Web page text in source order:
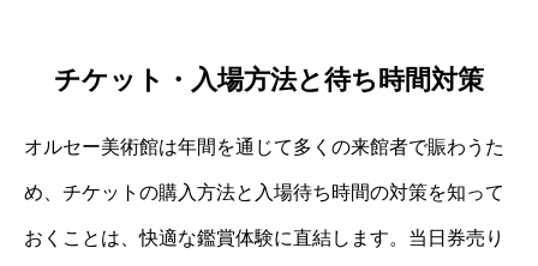
チケット・入場方法と待ち時間対策
オルセー美術館は年間を通じて多くの来館者で賑わうた
め、チケットの購入方法と入場待ち時間の対策を知って
おくことは、快適な鑑賞体験に直結します。当日券売り